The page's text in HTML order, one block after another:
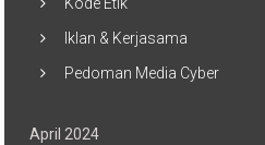
Iklan & Kerjasama
Pedoman Media Cyber
April 2024